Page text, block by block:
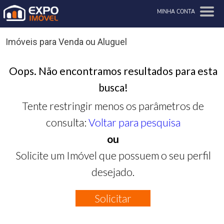
MINHA CONTA
Imóveis para Venda ou Aluguel
Oops. Não encontramos resultados para esta
busca!
Tente restringir menos os parâmetros de
consulta: Voltar para pesquisa
ou
Solicite um Imóvel que possuem o seu perfil
desejado.
Solicitar